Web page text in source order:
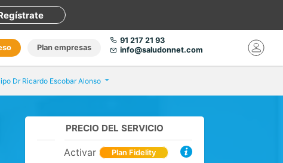
Plan empresas
91 217 21 93
info@saludonnet.com
Dr Ricardo Escobar Alonso
PRECIO DEL SERVICIO
Activar Plan Fidelity